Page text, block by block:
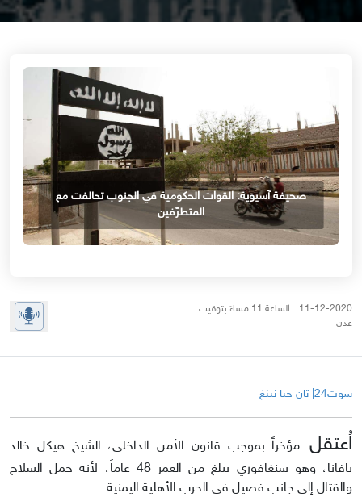
صحيفة آسيوية: القوات الحكومية في الجنوب تحالفت مع
المتطرّفين
11-12-2020 الساعة 11 مساءً بتوقيت
عدن
سوث24| تان جيا نينغ
اُعتقل
مؤخراً بموجب قانون الأمن الداخلي، الشيخ هيكل خالد
بافانا، وهو سنغافوري يبلغ من العمر 48 عاماً، لأنه حمل السلاح
والقتال إلى جانب فصيل في الحرب الأهلية اليمنية.